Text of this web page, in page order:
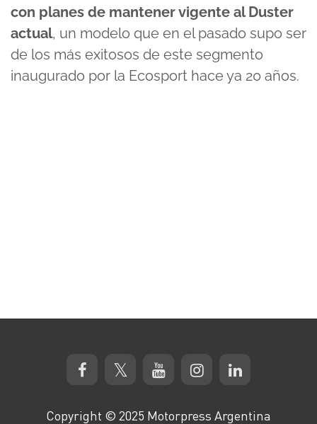
con planes de mantener vigente al Duster
actual, un modelo que en el pasado supo ser
de los más exitosos de este segmento
inaugurado por la Ecosport hace ya 20 años.
Copyright © 2025 Motorpress Argentina